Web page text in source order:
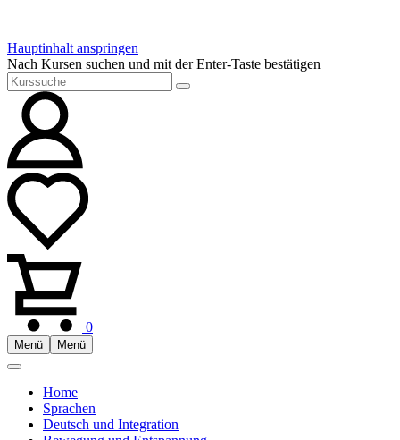
Hauptinhalt anspringen
Nach Kursen suchen und mit der Enter-Taste bestätigen
0
Menü Menü
Home
Sprachen
Deutsch und Integration